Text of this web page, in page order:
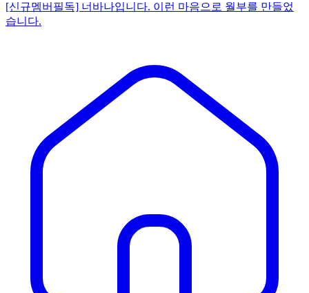
[신규멤버필독] 너바나입니다. 이런 마음으로 월부를 만들었
습니다.